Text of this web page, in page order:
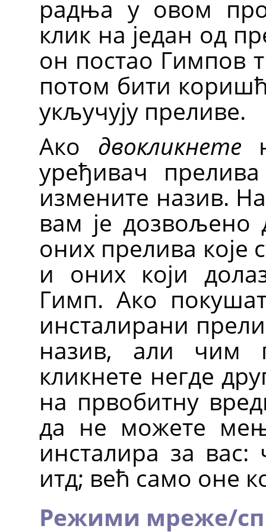
радња у овом
клик на један од
он постао Гимпов
потом бити
укључују преливе.
Ако двокликнете
уређивач
измените назив.
вам је
оних прелива које
и оних који
Гимп. Ако
инсталирани
назив, али чим
кликнете негде
на првобитну
да не можете
инсталира за
итд; већ само оне
Режими мреже/